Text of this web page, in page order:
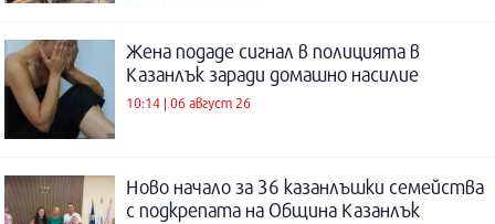
Жена подаде сигнал в полицията в
Казанлък заради домашно насилие
10:14 | 06 август 26
Ново начало за 36 казанлъшки семейства
с подкрепата на Община Казанлък